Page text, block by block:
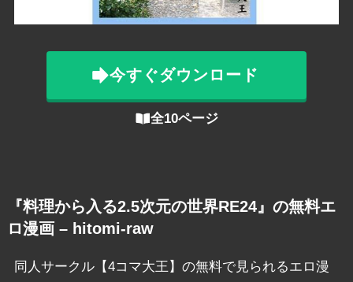
今すぐダウンロード
全10ページ
『料理から入る2.5次元の世界RE24』の無料エ
ロ漫画 – hitomi-raw
同人サークル【4コマ大王】の無料で見られるエロ漫